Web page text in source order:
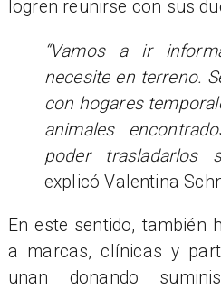
logren reunirse con sus
“Vamos a ir
necesite en terreno.
con hogares
animales
poder trasladarlos
explicó Valentina
En este sentido, también
a marcas, clínicas y
unan donando